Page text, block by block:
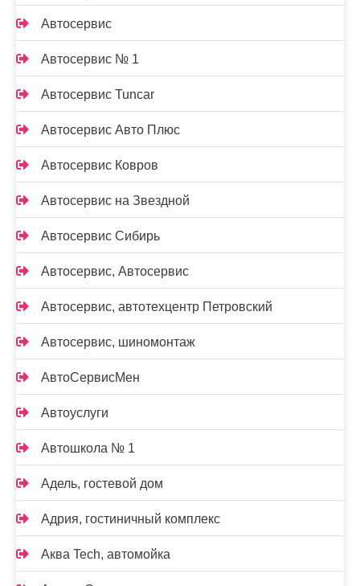
Автосервис
Автосервис № 1
Автосервис Tuncar
Автосервис Авто Плюс
Автосервис Ковров
Автосервис на Звездной
Автосервис Сибирь
Автосервис, Автосервис
Автосервис, автотехцентр Петровский
Автосервис, шиномонтаж
АвтоСервисМен
Автоуслуги
Автошкола № 1
Адель, гостевой дом
Адрия, гостиничный комплекс
Аква Tech, автомойка